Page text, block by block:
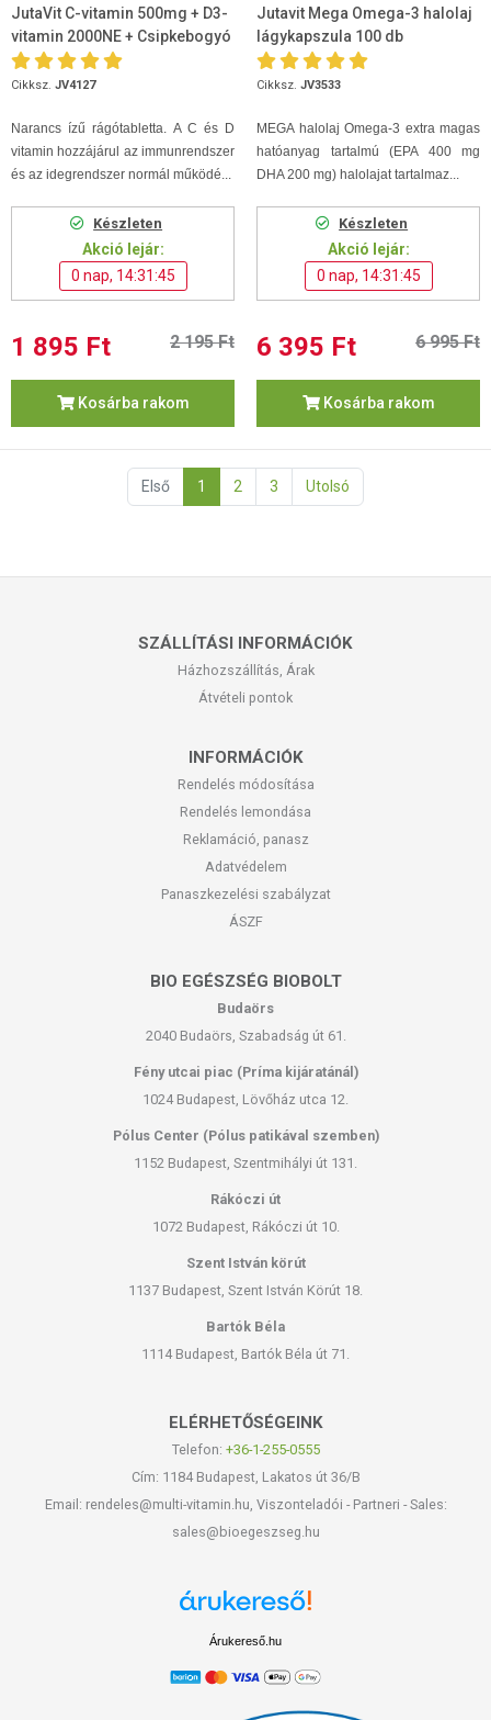
JutaVit C-vitamin 500mg + D3-
vitamin 2000NE + Csipkebogyó
kivonat rágótabletta 100db
Cikksz. JV4127
Narancs ízű rágótabletta. A C és D
vitamin hozzájárul az immunrendszer
és az idegrendszer normál működé...
Készleten
Akció lejár:
0 nap, 14:31:44
1 895 Ft 2 195 Ft
Kosárba rakom
Jutavit Mega Omega-3 halolaj
lágykapszula 100 db
Cikksz. JV3533
MEGA halolaj Omega-3 extra magas
hatóanyag tartalmú (EPA 400 mg
DHA 200 mg) halolajat tartalmaz...
Készleten
Akció lejár:
0 nap, 14:31:44
6 395 Ft 6 995 Ft
Kosárba rakom
Első 1 2 3 Utolsó
SZÁLLÍTÁSI INFORMÁCIÓK
Házhozszállítás, Árak
Átvételi pontok
INFORMÁCIÓK
Rendelés módosítása
Rendelés lemondása
Reklamáció, panasz
Adatvédelem
Panaszkezelési szabályzat
ÁSZF
BIO EGÉSZSÉG BIOBOLT
Budaörs
2040 Budaörs, Szabadság út 61.
Fény utcai piac (Príma kijáratánál)
1024 Budapest, Lövőház utca 12.
Pólus Center (Pólus patikával szemben)
1152 Budapest, Szentmihályi út 131.
Rákóczi út
1072 Budapest, Rákóczi út 10.
Szent István körút
1137 Budapest, Szent István Körút 18.
Bartók Béla
1114 Budapest, Bartók Béla út 71.
ELÉRHETŐSÉGEINK
Telefon: +36-1-255-0555
Cím: 1184 Budapest, Lakatos út 36/B
Email: rendeles@multi-vitamin.hu, Viszonteladói - Partneri - Sales:
sales@bioegeszseg.hu
Árukereső.hu